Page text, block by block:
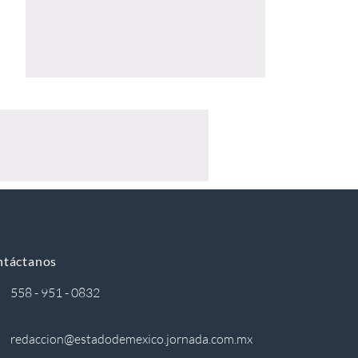
558 - 951 - 0832
redaccion@estadodemexico.jornada.com.mx